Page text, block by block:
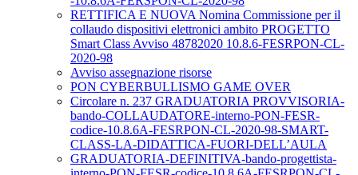
RETTIFICA E NUOVA Nomina Commissione per il
collaudo dispositivi elettronici ambito PROGETTO
Smart Class Avviso 48782020 10.8.6-FESRPON-CL-
2020-98
Avviso assegnazione risorse
PON CYBERBULLISMO GAME OVER
Circolare n. 237 GRADUATORIA PROVVISORIA-
bando-COLLAUDATORE-interno-PON-FESR-
codice-10.8.6A-FESRPON-CL-2020-98-SMART-
CLASS-LA-DIDATTICA-FUORI-DELL’AULA
GRADUATORIA-DEFINITIVA-bando-progettista-